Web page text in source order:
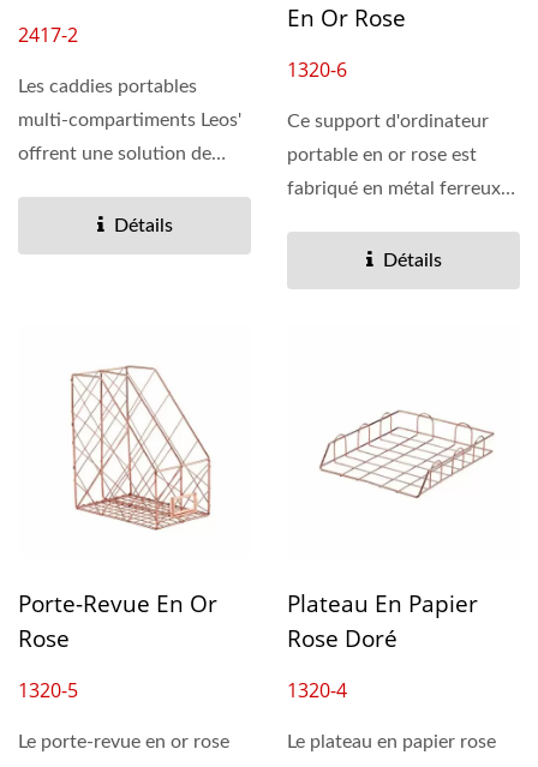
2417-2
Les caddies portables
multi-compartiments Leos'
offrent une solution de
Détails
En Or Rose
1320-6
Ce support d'ordinateur
portable en or rose est
fabriqué en métal ferreux
Détails
Porte-Revue En Or
Rose
1320-5
Le porte-revue en or rose
Plateau En Papier
Rose Doré
1320-4
Le plateau en papier rose